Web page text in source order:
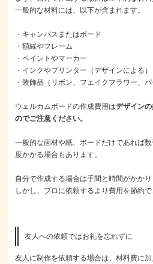
一般的な材料には、以下が含まれます。
・キャンバスまたはボード
・額縁やフレーム
・ペイントやマーカー
・インクやプリンター（デザインによる）
・装飾品（リボン、フェイクフラワー、
ウェルカムボードの作成費用はデザイン
のでご注意ください。
一般的な画材や紙、ボードだけであれば
度かかる場合もあります。
自分で作成する場合は手間と時間がかかり
しかし、プロに依頼するより費用を節約で
友人への依頼ではお礼を忘れずに
友人に制作を依頼する場合は、材料費に